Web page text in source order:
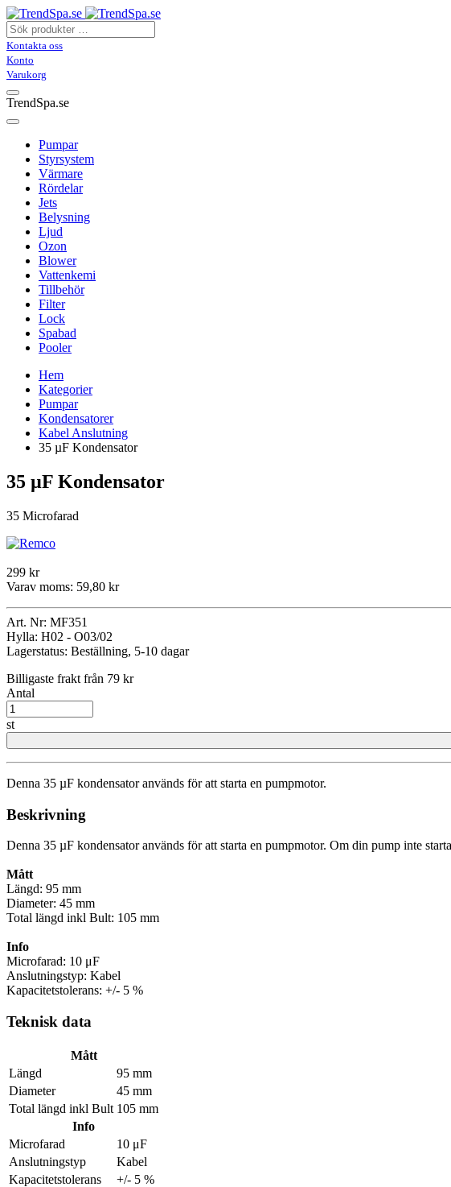
Kontakta oss
Konto
Varukorg
TrendSpa.se
Pumpar
Styrsystem
Värmare
Rördelar
Jets
Belysning
Ljud
Ozon
Blower
Vattenkemi
Tillbehör
Filter
Lock
Spabad
Pooler
Hem
Kategorier
Pumpar
Kondensatorer
Kabel Anslutning
35 µF Kondensator
35 µF Kondensator
35 Microfarad
299 kr
Varav moms: 59,80 kr
Art. Nr: MF351
Hylla: H02 - O03/02
Lagerstatus: Beställning, 5-10 dagar
Billigaste frakt från 79 kr
Antal
st
Denna 35 µF kondensator används för att starta en pumpmotor.
Beskrivning
Denna 35 µF kondensator används för att starta en pumpmotor. Om din pump inte
Mått
Längd: 95 mm
Diameter: 45 mm
Total längd inkl Bult: 105 mm
Info
Microfarad: 10 μF
Anslutningstyp: Kabel
Kapacitetstolerans: +/- 5 %
Teknisk data
Mått
Längd
95 mm
Diameter
45 mm
Total längd inkl Bult 105 mm
Info
Microfarad
10 μF
Anslutningstyp
Kabel
Kapacitetstolerans
+/- 5 %